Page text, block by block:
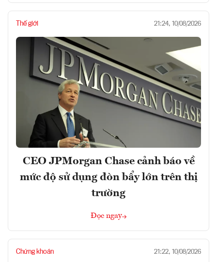
Thế giới 21:24, 10/08/2026
CEO JPMorgan Chase cảnh báo về
mức độ sử dụng đòn bẩy lớn trên thị
trường
Đọc ngay
Chứng khoán 21:22, 10/08/2026